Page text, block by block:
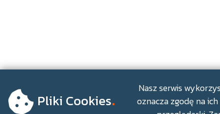
Pliki Cookies.
Nasz serwis
oznacza zgodę na